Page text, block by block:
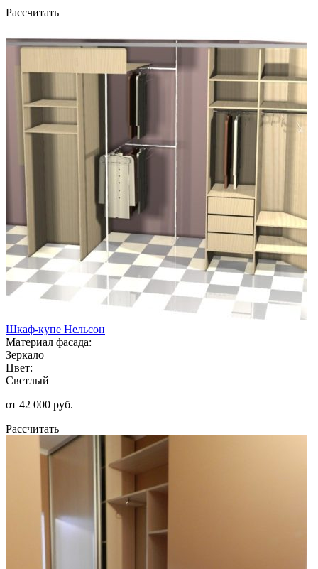
Рассчитать
Шкаф-купе Нельсон
Материал фасада:
Зеркало
Цвет:
Светлый
от 42 000 руб.
Рассчитать